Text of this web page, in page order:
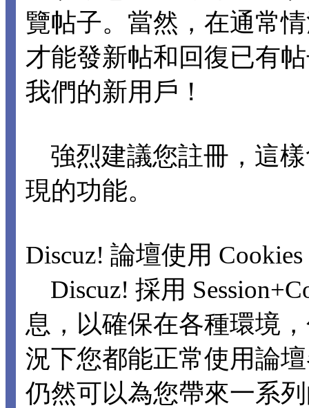
覽帖子。當然，在通常
才能發新帖和回復已有
我們的新用戶！
強烈建議您註冊，這
現的功能。
Discuz! 論壇使用
Discuz! 採用
息，以確保在各種環境
況下您都能正常使用論
仍然可以為您帶來一系